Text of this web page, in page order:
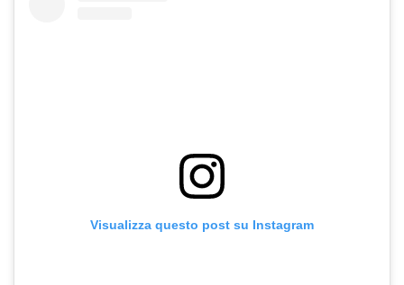
Visualizza questo post su Instagram